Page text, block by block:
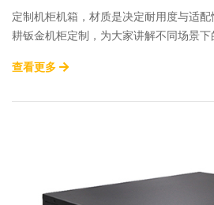
定制机柜机箱，材质是决定耐用度与适
耕钣金机柜定制，为大家讲解不同场景下
查看更多